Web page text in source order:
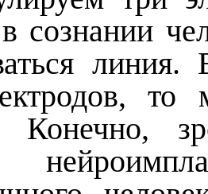
сознании
линия.
то
Конечно,